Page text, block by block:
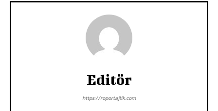
Editör
https://roportajlik.com